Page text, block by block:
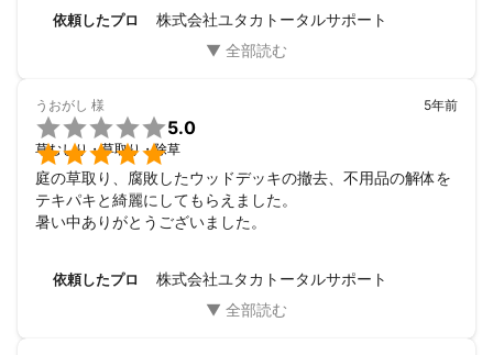
手でした
選んだ決め手は、幅広い仕事内容と経験値
とにかく対応が早くて応対が良かった
今回は木の伐採依頼でしたが
その他にも多様な仕事幅広くしているようなので
またほかにも何か困ったことがあれば
依頼すると思うので決めました
た。
エアコンは買った当時からの汚れがかなり溜まっていたらし
今年の夏は気持ちよく越せますね。
本当にありがとうございました。
またの機会もどうぞよろしくお願い致します。
依頼したプロ 株式会社ユタカトータルサポート
うおがし 様


5.0
草むしり・草取り・除草
5年前
庭の草取り、腐敗したウッドデッキの撤去、不用品の解体を
テキパキと綺麗にしてもらえました。
暑い中ありがとうございました。
依頼したプロ 株式会社ユタカトータルサポート